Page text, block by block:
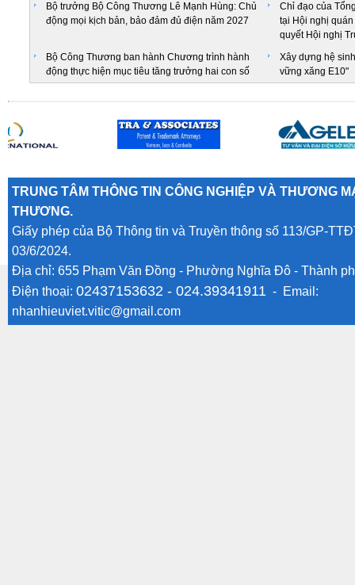
Bộ trưởng Bộ Công Thương Lê Mạnh Hùng: Chủ
động mọi kịch bản, bảo đảm đủ điện năm 2027
Chỉ đạo của
tại Hội nghị
quyết Hội nghị
Bộ Công Thương ban hành Chương trình hành
động thực hiện mục tiêu tăng trưởng hai con số
Xây dựng hệ
vững xăng E10"
TRUNG TÂM THÔNG TIN CÔNG NGHIỆP VÀ THƯƠNG
THƯƠNG.
Giấy phép của Bộ Thông tin và Truyền thông số 113/GP-
03/6/2024.
Địa chỉ: 655 Phạm Văn Đồng - Phường Nghĩa Đô - Thành
Điện thoại: 02437153632 - 024.39341911 - Email:
nhanhieuviet.vitic@gmail.com